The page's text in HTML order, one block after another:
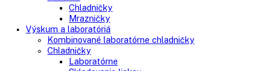
Chladnie nápojov
Skriňové
Truhlicové
Vinotéky